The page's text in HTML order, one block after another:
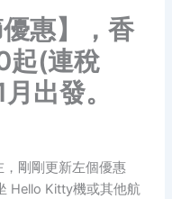
惠】，香
起(連稅
出發。
剛剛更新左個優惠
Hello Kitty機或其他航